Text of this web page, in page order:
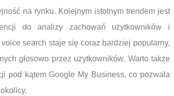
na rynku. Kolejnym istotnym trendem jest
do analizy zachowań użytkowników i
search staje się coraz bardziej popularny,
głosowo przez użytkowników. Warto także
pod kątem Google My Business, co pozwala